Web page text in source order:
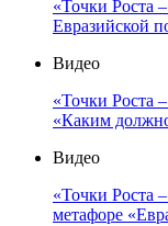
«Точки Роста
Евразийской
Видео
«Точки Роста
«Каким
Видео
«Точки Роста
метафоре